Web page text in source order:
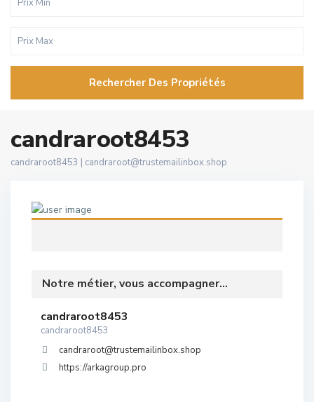
Rechercher Des Propriétés
candraroot8453
candraroot8453 | candraroot@trustemailinbox.shop
Notre métier, vous accompagner...
candraroot8453
candraroot8453
candraroot@trustemailinbox.shop
https://arkagroup.pro